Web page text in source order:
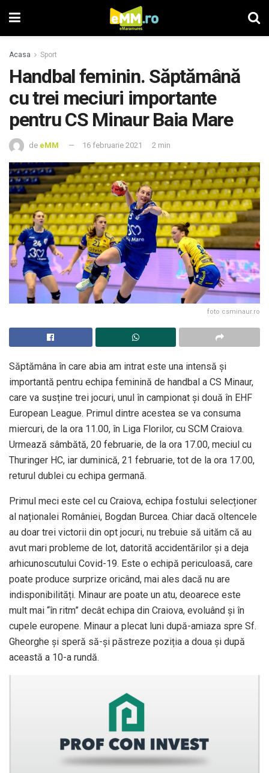
Acasa Sport
Handbal feminin. Săptămână
cu trei meciuri importante
pentru CS Minaur Baia Mare
de eMM 16 februarie 2021 2 min
foto csminaur.ro
Săptămâna în care abia am intrat este una intensă și
importantă pentru echipa feminină de handbal a CS Minaur,
care va susține trei jocuri, unul în campionat și două în EHF
European League. Primul dintre acestea se va consuma
miercuri, de la ora 11.00, în Liga Florilor, cu SCM Craiova.
Urmează sâmbătă, 20 februarie, de la ora 17.00, meciul cu
Thuringer HC, iar duminică, 21 februarie, tot de la ora 17.00,
returul dublei cu echipa germană.
Primul meci este cel cu Craiova, echipa fostului selecționer
al naționalei României, Bogdan Burcea. Chiar dacă oltencele
au doar trei victorii din opt jocuri, nu trebuie să uităm că au
avut mari probleme de lot, datorită accidentărilor și a deja
arhicunoscutului Covid-19. Este o echipă periculoasă, care
poate produce surprize oricând, mai ales dacă nu are
indisponibilități. Minaur are poate un atu, deoarece este
mult mai “în ritm” decât echipa din Craiova, evoluând și în
cupele europene. Minaur a plecat luni după-amiaza spre Sf.
Gheorghe și speră să-și păstreze poziția a doua și după
această a 10-a rundă.